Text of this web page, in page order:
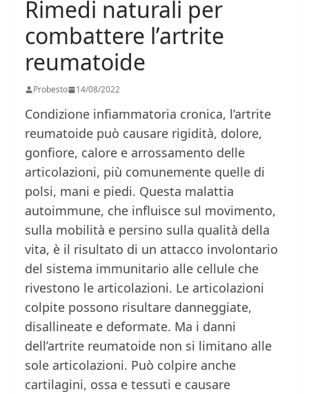
Rimedi naturali per
combattere l’artrite
reumatoide
Probesto 14/08/2022
Condizione infiammatoria cronica, l’artrite
reumatoide può causare rigidità, dolore,
gonfiore, calore e arrossamento delle
articolazioni, più comunemente quelle di
polsi, mani e piedi. Questa malattia
autoimmune, che influisce sul movimento,
sulla mobilità e persino sulla qualità della
vita, è il risultato di un attacco involontario
del sistema immunitario alle cellule che
rivestono le articolazioni. Le articolazioni
colpite possono risultare danneggiate,
disallineate e deformate. Ma i danni
dell’artrite reumatoide non si limitano alle
sole articolazioni. Può colpire anche
cartilagini, ossa e tessuti e causare